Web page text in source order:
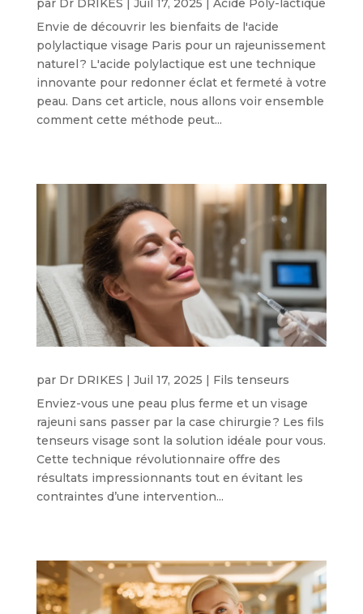
par Dr DRIKES Juil 17, 2025
Acide Poly-lactique
Envie de découvrir les bienfaits de l'acide
polylactique visage Paris pour un rajeunissement
naturel ? L'acide polylactique est une technique
innovante pour redonner éclat et fermeté à votre
peau. Dans cet article, nous allons voir ensemble
comment cette méthode peut...
par Dr DRIKES | Juil 17, 2025 | Fils tenseurs
Enviez-vous une peau plus ferme et un visage
rajeuni sans passer par la case chirurgie ? Les fils
tenseurs visage sont la solution idéale pour vous.
Cette technique révolutionnaire offre des
résultats impressionnants tout en évitant les
contraintes d’une intervention...